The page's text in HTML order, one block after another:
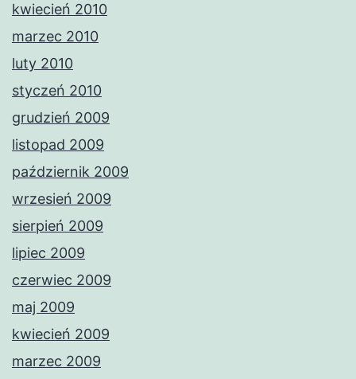
kwiecień 2010
marzec 2010
luty 2010
styczeń 2010
grudzień 2009
listopad 2009
październik 2009
wrzesień 2009
sierpień 2009
lipiec 2009
czerwiec 2009
maj 2009
kwiecień 2009
marzec 2009